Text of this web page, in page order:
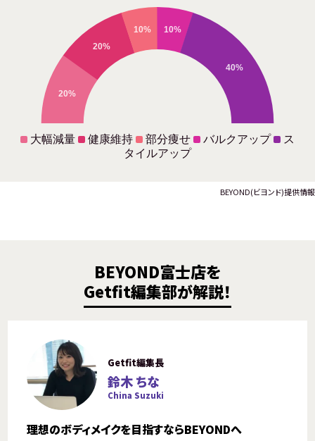
20%
20%
10% 10%
40%
大幅減量 健康維持 部分痩せ バルクアップ
ス
タイルアップ
BEYOND(ビヨンド)提供情報
BEYOND富士店を
Getfit編集部が解説！
Getfit編集長
鈴木 ちな
China Suzuki
理想のボディメイクを目指すならBEYONDへ